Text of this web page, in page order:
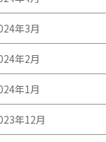
年3月
年2月
年1月
年12月